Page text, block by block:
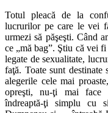
Totul pleacă de la
lucrurilor pe care le vei
urmezi să păşeşti. Când
ce „mă bag”. Ştiu că vei
legate de sexualitate,
faţă. Toate sunt
alegerile cele mai
opreşti, nu-ţi mai face
îndreaptă-ţi simplu cu